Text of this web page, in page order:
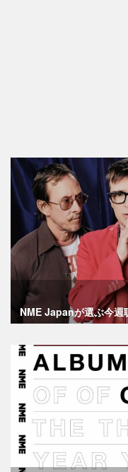
NME Japanが選ぶ今週